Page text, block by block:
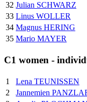
32 Julian SCHWARZ
33 Linus WOLLER
34 Magnus HERING
35 Mario MAYER
C1 women -
1 Lena TEUNISSEN
2
Jannemien